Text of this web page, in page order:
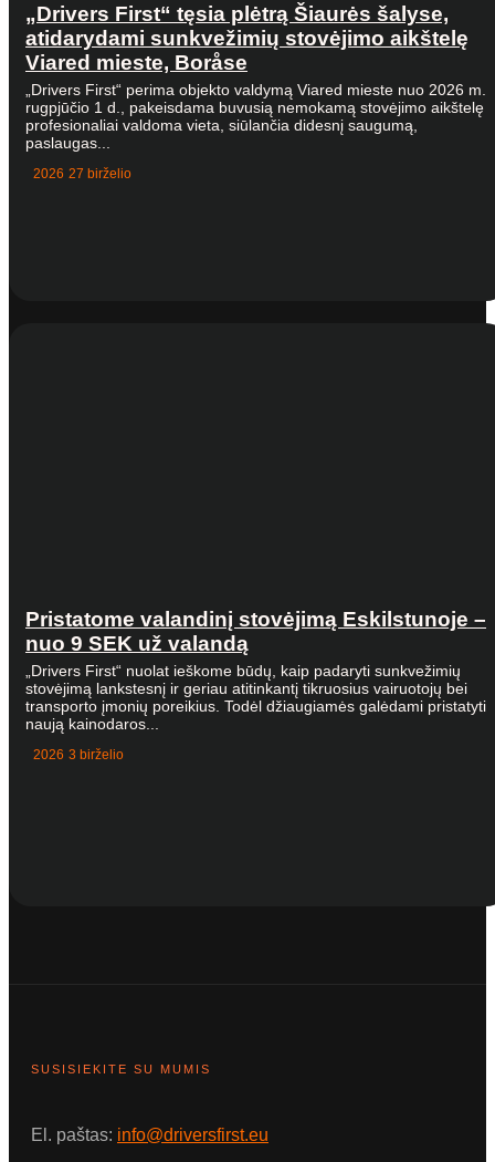
„Drivers First“ tęsia plėtrą Šiaurės šalyse,
atidarydami sunkvežimių stovėjimo aikštelę
Viared mieste, Boråse
„Drivers First“ perima objekto valdymą Viared mieste nuo 2026 m.
rugpjūčio 1 d., pakeisdama buvusią nemokamą stovėjimo aikštelę
profesionaliai valdoma vieta, siūlančia didesnį saugumą,
paslaugas...
2026 27 birželio
Pristatome valandinį stovėjimą Eskilstunoje –
nuo 9 SEK už valandą
„Drivers First“ nuolat ieškome būdų, kaip padaryti sunkvežimių
stovėjimą lankstesnį ir geriau atitinkantį tikruosius vairuotojų bei
transporto įmonių poreikius. Todėl džiaugiamės galėdami pristatyti
naują kainodaros...
2026 3 birželio
SUSISIEKITE SU MUMIS
El. paštas: info@driversfirst.eu